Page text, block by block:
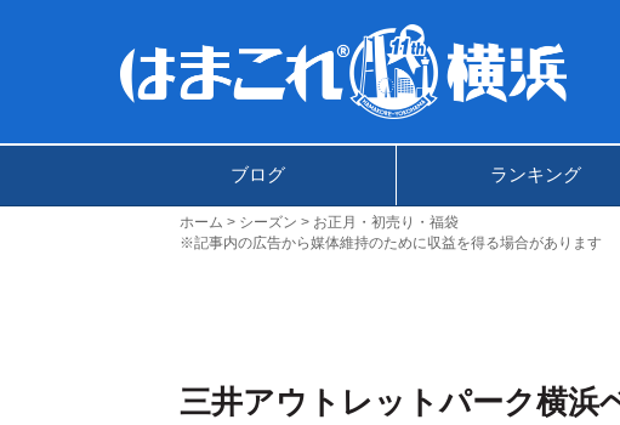
ブログ ランキング
ホーム シーズン
お正月・初売り・福袋
※記事内の広告から媒体維持のために収益を得る場合があります
三井アウトレットパーク横浜